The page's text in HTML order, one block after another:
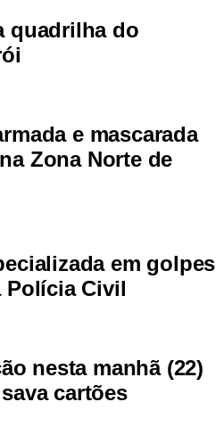
quadrilha do
e mascarada
Zona Norte de
em golpes
Polícia Civil
nesta manhã (22)
cartões